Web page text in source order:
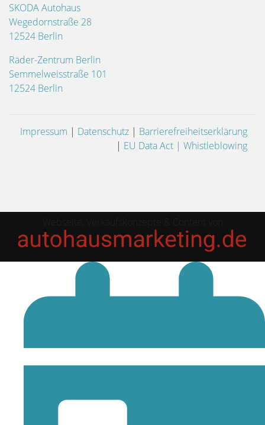
SKODA Autohaus
Wegedornstraße 28
12524 Berlin
Räder-Zentrum Berlin
Semmelweisstraße 101
12524 Berlin
Impressum | Datenschutz | Barrierefreiheitserklärung
| EU Data Act | Whistleblowing
Webseite, Verkaufskonzepte & Content von